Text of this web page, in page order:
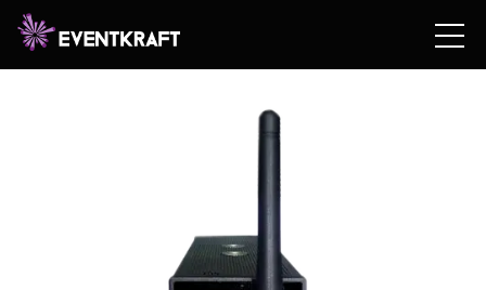
Hem
WIRELESS DMX TRANSMITTER